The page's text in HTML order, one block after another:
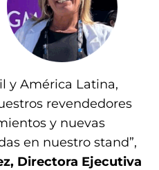
y América Latina,
revendedores
y nuevas
en nuestro stand”,
Directora Ejecutiva